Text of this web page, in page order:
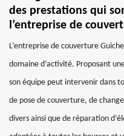
des prestations qui
l’entreprise de
L’entreprise de couverture
domaine d’activité. Proposant
son équipe peut intervenir dans
de pose de couverture, de
divers ainsi que de réparation